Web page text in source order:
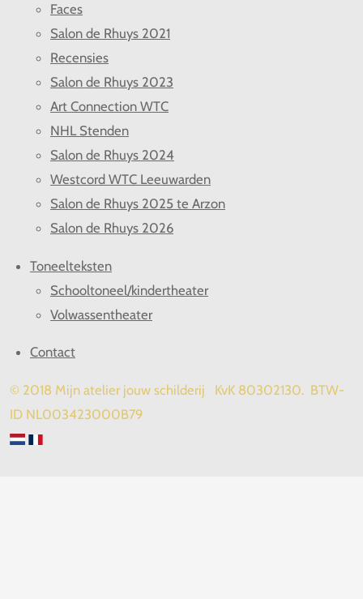
Faces
Salon de Rhuys 2021
Recensies
Salon de Rhuys 2023
Art Connection WTC
NHL Stenden
Salon de Rhuys 2024
Westcord WTC Leeuwarden
Salon de Rhuys 2025 te Arzon
Salon de Rhuys 2026
Toneelteksten
Schooltoneel/kindertheater
Volwassentheater
Contact
© 2018 Mijn atelier jouw schilderij KvK 80302130. BTW-
ID NL003423000B79